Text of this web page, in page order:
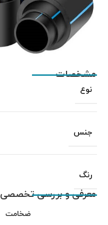
مشخصات
نوع
جنس
رنگ
معرفی و بررسی تخصصی
ضخامت